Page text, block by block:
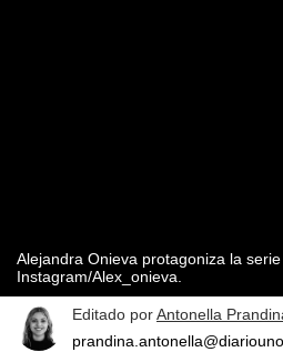
Alejandra Onieva protagoniza la
Instagram/Alex_onieva.
Editado porAntonella